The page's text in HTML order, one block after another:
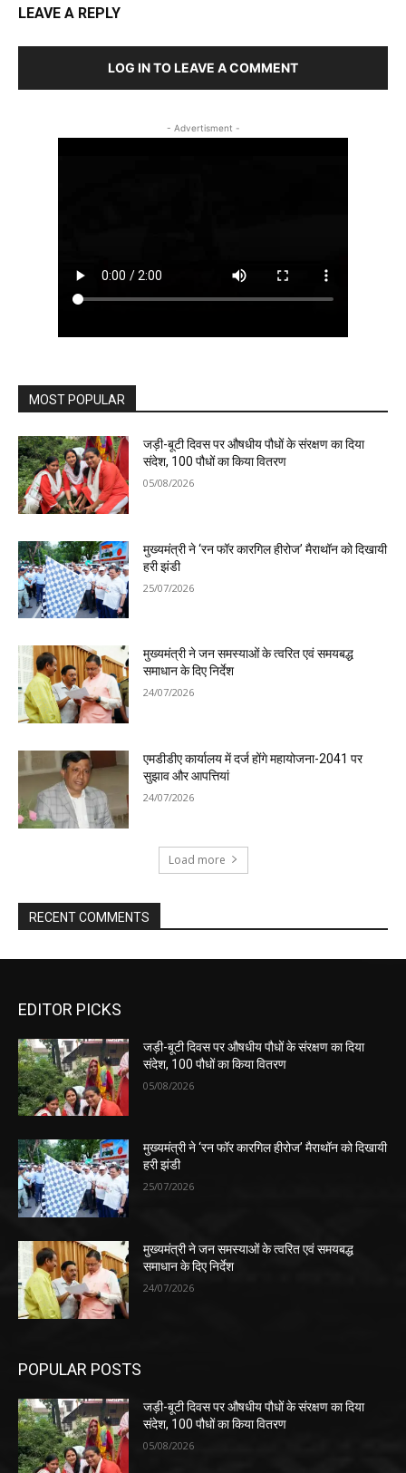
LEAVE A REPLY
LOG IN TO LEAVE A COMMENT
- Advertisment -
MOST POPULAR
जड़ी-बूटी दिवस पर औषधीय पौधों के संरक्षण का दिया
संदेश, 100 पौधों का किया वितरण
05/08/2026
मुख्यमंत्री ने ‘रन फॉर कारगिल हीरोज’ मैराथॉन को दिखायी
हरी झंडी
25/07/2026
मुख्यमंत्री ने जन समस्याओं के त्वरित एवं समयबद्ध
समाधान के दिए निर्देश
24/07/2026
एमडीडीए कार्यालय में दर्ज होंगे महायोजना-2041 पर
सुझाव और आपत्तियां
24/07/2026
Load more
RECENT COMMENTS
EDITOR PICKS
जड़ी-बूटी दिवस पर औषधीय पौधों के संरक्षण का दिया
संदेश, 100 पौधों का किया वितरण
05/08/2026
मुख्यमंत्री ने ‘रन फॉर कारगिल हीरोज’ मैराथॉन को दिखायी
हरी झंडी
25/07/2026
मुख्यमंत्री ने जन समस्याओं के त्वरित एवं समयबद्ध
समाधान के दिए निर्देश
24/07/2026
POPULAR POSTS
जड़ी-बूटी दिवस पर औषधीय पौधों के संरक्षण का दिया
संदेश, 100 पौधों का किया वितरण
05/08/2026